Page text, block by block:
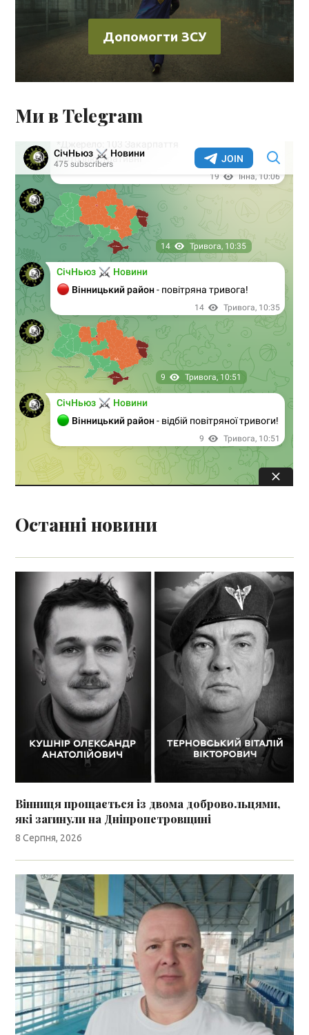
Допомогти ЗСУ
Ми в Telegram
Останні новини
Вінниця прощається із двома добровольцями,
які загинули на Дніпропетровщині
8 Серпня, 2026